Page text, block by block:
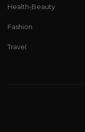
Health-ฺBeauty
Fashion
Travel